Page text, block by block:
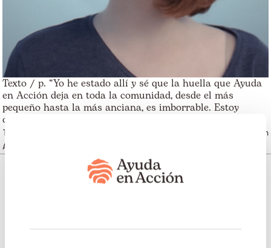
Texto / p. “Yo he estado allí y sé que la huella que Ayuda
en Acción deja en toda la comunidad, desde el más
pequeño hasta la más anciana, es imborrable. Estoy
orgulloso de poner mi parte para transformar el mundo”.
Texto / smallnote.Mono Maria, Madrid, socio de Ayuda en
Acción desde 2012.
Somos transparentes. Nos avalan: